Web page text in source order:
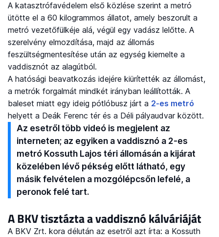
A katasztrófavédelem első közlése szerint a metró
ütötte el a 60 kilogrammos állatot, amely beszorult a
metró vezetőfülkéje alá, végül egy vadász lelőtte. A
szerelvény elmozdítása, majd az állomás
feszültségmentesítése után az egység kiemelte a
vaddisznót az alagútból.
A hatósági beavatkozás idejére kiürítették az állomást,
a metrók forgalmát mindkét irányban leállították. A
baleset miatt egy ideig pótlóbusz járt a 2-es metró
helyett a Deák Ferenc tér és a Déli pályaudvar között.
Az esetről több videó is megjelent az
interneten; az egyiken a vaddisznó a 2-es
metró Kossuth Lajos téri állomásán a kijárat
közelében lévő pékség előtt látható, egy
másik felvételen a mozgólépcsőn lefelé, a
peronok felé tart.
A BKV tisztázta a vaddisznó kálváriáját
A BKV Zrt. kora délután az esetről azt írta: a Kossuth